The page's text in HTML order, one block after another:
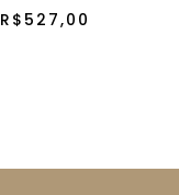
MAJESTY GREEN
R$527,00